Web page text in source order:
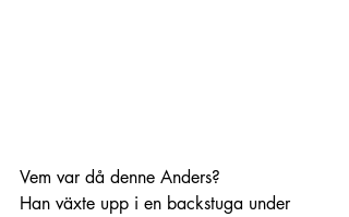
Vem var då denne Anders?
Han växte upp i en backstuga under